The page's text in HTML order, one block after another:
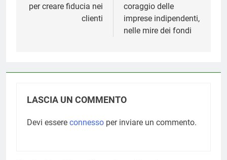
per creare fiducia nei
clienti
coraggio delle
imprese indipendenti,
nelle mire dei fondi
LASCIA UN COMMENTO
Devi essere connesso per inviare un commento.